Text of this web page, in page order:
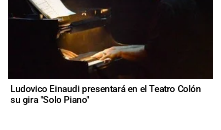
Ludovico Einaudi presentará en el Teatro Colón
su gira "Solo Piano"